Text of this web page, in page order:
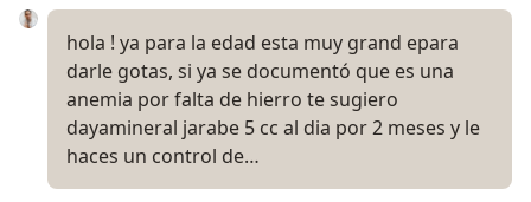
hola ! ya para la edad esta muy grand epara
darle gotas, si ya se documentó que es una
anemia por falta de hierro te sugiero
dayamineral jarabe 5 cc al dia por 2 meses y le
haces un control de…